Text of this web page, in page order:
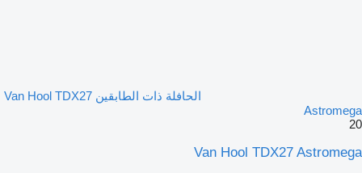
الحافلة ذات الطابقين Van Hool TDX27
Astromega
20
Van Hool TDX27 Astromega